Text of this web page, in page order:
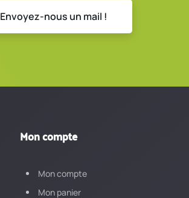
Envoyez-nous un mail !
Mon compte
Mon compte
Mon panier